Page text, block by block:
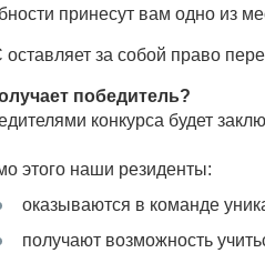
принесут вам одно из
за собой право
победитель?
конкурса будет
этого наши резиденты:
оказываются в команде
получают возможность